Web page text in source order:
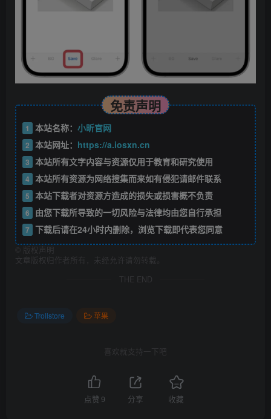
免责声明
1 本站名称： 小昕官网
2 本站网址： https://a.iosxn.cn
3 本站所有文字内容与资源仅用于教育和研究使用
4 本站所有资源为网络搜集而来如有侵犯请邮件联系
5 本站下载者对资源方造成的损失或损害概不负责
6 由您下载所导致的一切风险与法律均由您自行承担
7 下载后请在24小时内删除，浏览下载即代表您同意
版权声明
文章版权归作者所有，未经允许请勿转载。
THE END
Trollstore 苹果
喜欢就支持一下吧
点赞 9 分享 收藏